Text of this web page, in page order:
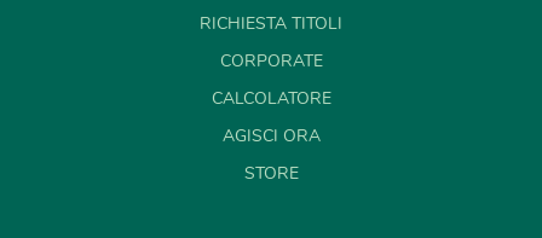
RICHIESTA TITOLI
CORPORATE
CALCOLATORE
AGISCI ORA
STORE